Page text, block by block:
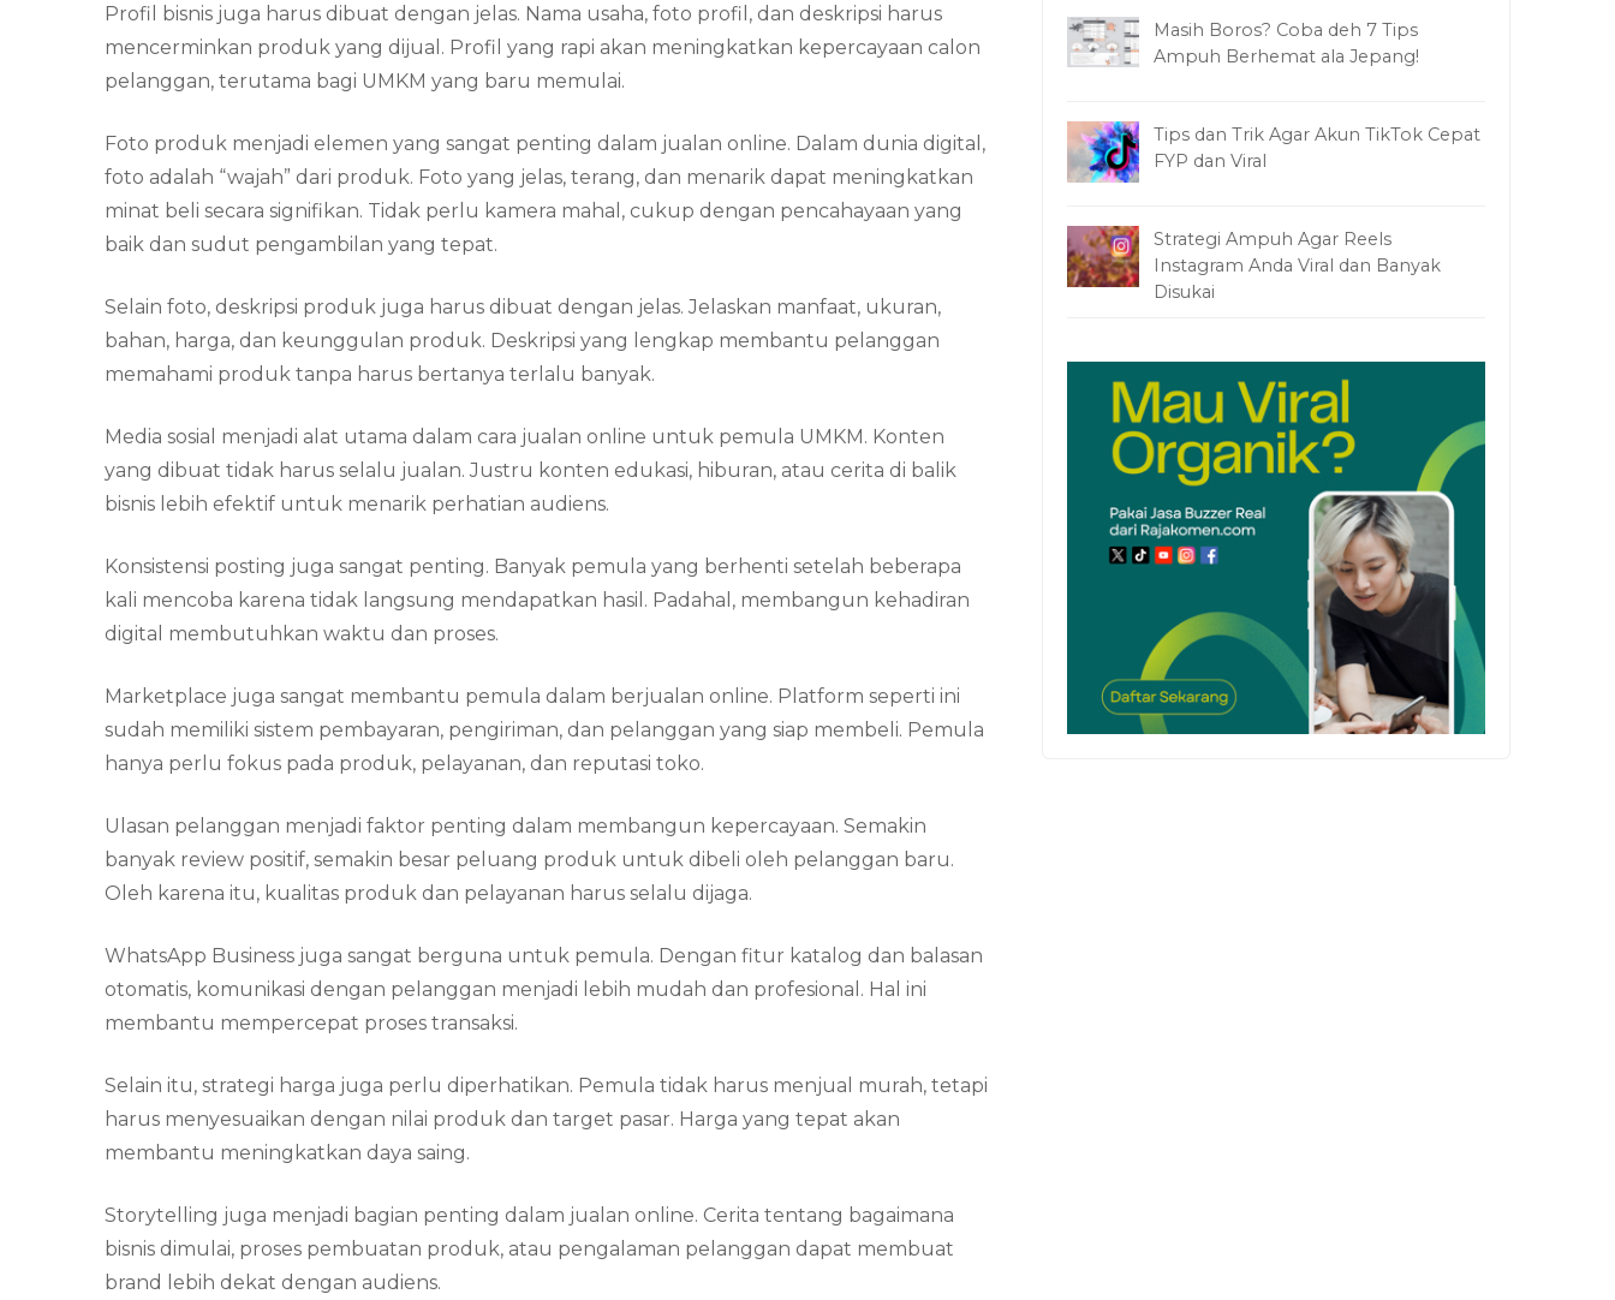
Profil bisnis juga harus dibuat dengan jelas. Nama usaha, foto profil, dan deskripsi harus
mencerminkan produk yang dijual. Profil yang rapi akan meningkatkan kepercayaan calon
pelanggan, terutama bagi UMKM yang baru memulai.
Foto produk menjadi elemen yang sangat penting dalam jualan online. Dalam dunia digital,
foto adalah “wajah” dari produk. Foto yang jelas, terang, dan menarik dapat meningkatkan
minat beli secara signifikan. Tidak perlu kamera mahal, cukup dengan pencahayaan yang
baik dan sudut pengambilan yang tepat.
Selain foto, deskripsi produk juga harus dibuat dengan jelas. Jelaskan manfaat, ukuran,
bahan, harga, dan keunggulan produk. Deskripsi yang lengkap membantu pelanggan
memahami produk tanpa harus bertanya terlalu banyak.
Media sosial menjadi alat utama dalam cara jualan online untuk pemula UMKM. Konten
yang dibuat tidak harus selalu jualan. Justru konten edukasi, hiburan, atau cerita di balik
bisnis lebih efektif untuk menarik perhatian audiens.
Konsistensi posting juga sangat penting. Banyak pemula yang berhenti setelah beberapa
kali mencoba karena tidak langsung mendapatkan hasil. Padahal, membangun kehadiran
digital membutuhkan waktu dan proses.
Marketplace juga sangat membantu pemula dalam berjualan online. Platform seperti ini
sudah memiliki sistem pembayaran, pengiriman, dan pelanggan yang siap membeli. Pemula
hanya perlu fokus pada produk, pelayanan, dan reputasi toko.
Ulasan pelanggan menjadi faktor penting dalam membangun kepercayaan. Semakin
banyak review positif, semakin besar peluang produk untuk dibeli oleh pelanggan baru.
Oleh karena itu, kualitas produk dan pelayanan harus selalu dijaga.
WhatsApp Business juga sangat berguna untuk pemula. Dengan fitur katalog dan balasan
otomatis, komunikasi dengan pelanggan menjadi lebih mudah dan profesional. Hal ini
membantu mempercepat proses transaksi.
Selain itu, strategi harga juga perlu diperhatikan. Pemula tidak harus menjual murah, tetapi
harus menyesuaikan dengan nilai produk dan target pasar. Harga yang tepat akan
membantu meningkatkan daya saing.
Storytelling juga menjadi bagian penting dalam jualan online. Cerita tentang bagaimana
bisnis dimulai, proses pembuatan produk, atau pengalaman pelanggan dapat membuat
brand lebih dekat dengan audiens.
Masih Boros? Coba deh 7 Tips
Ampuh Berhemat ala Jepang!
Tips dan Trik Agar Akun TikTok Cepat
FYP dan Viral
Strategi Ampuh Agar Reels
Instagram Anda Viral dan Banyak
Disukai